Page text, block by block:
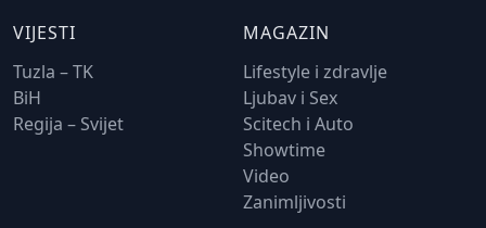
VIJESTI
Tuzla – TK
BiH
Regija – Svijet
MAGAZIN
Lifestyle i zdravlje
Ljubav i Sex
Scitech i Auto
Showtime
Video
Zanimljivosti